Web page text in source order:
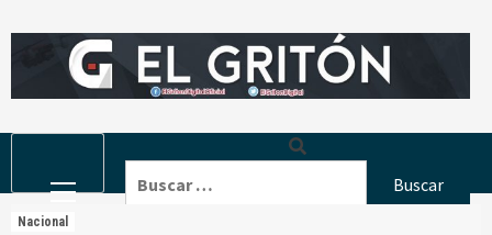
to
Menu
Nacional